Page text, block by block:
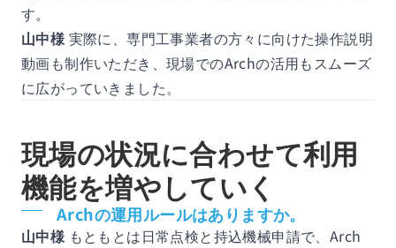
す。
山中様実際に、専門工事業者の方々に向けた操作説明
動画も制作いただき、現場でのArchの活用もスムーズ
に広がっていきました。
現場の状況に合わせて利用
機能を増やしていく
Archの運用ルールはありますか。
山中様もともとは日常点検と持込機械申請で、Arch